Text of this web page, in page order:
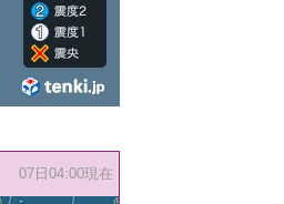
07日04:00現在